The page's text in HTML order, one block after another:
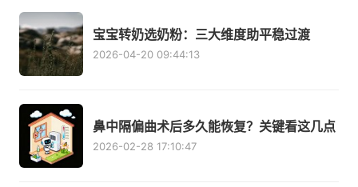
宝宝转奶选奶粉：三大维度助平稳过渡
2026-04-20 09:44:13
鼻中隔偏曲术后多久能恢复？关键看这几点
2026-02-28 17:10:47